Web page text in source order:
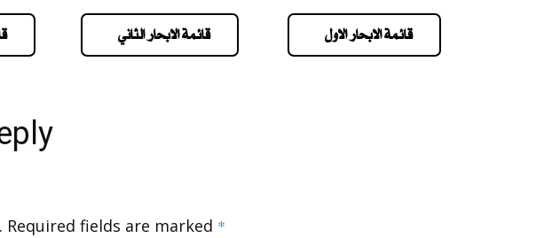
قائمة الابحار الثاني قائمة الابحار الاول
Required fields are marked *